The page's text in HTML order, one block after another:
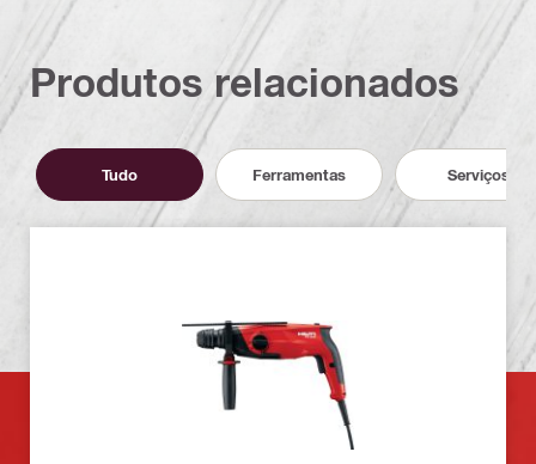
Produtos relacionados
Tudo Ferramentas Serviços